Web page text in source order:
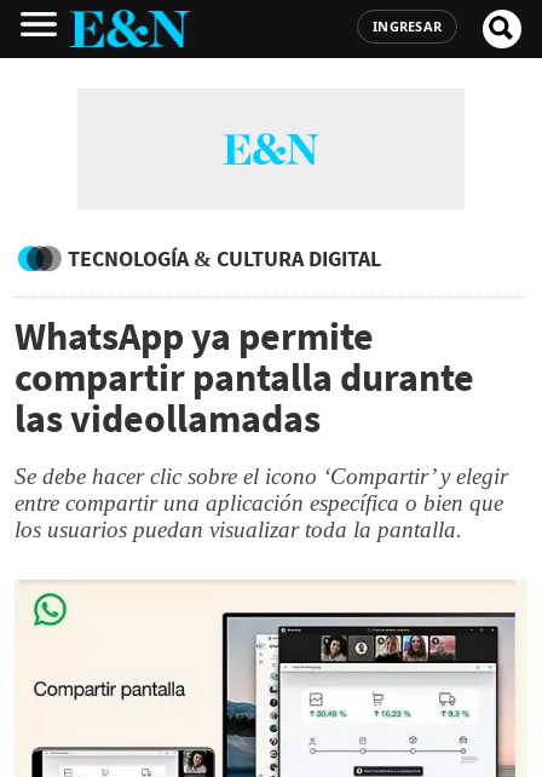
INGRESAR
TECNOLOGÍA & CULTURA DIGITAL
WhatsApp ya permite
compartir pantalla durante
las videollamadas
Se debe hacer clic sobre el icono ‘Compartir’ y elegir
entre compartir una aplicación específica o bien que
los usuarios puedan visualizar toda la pantalla.